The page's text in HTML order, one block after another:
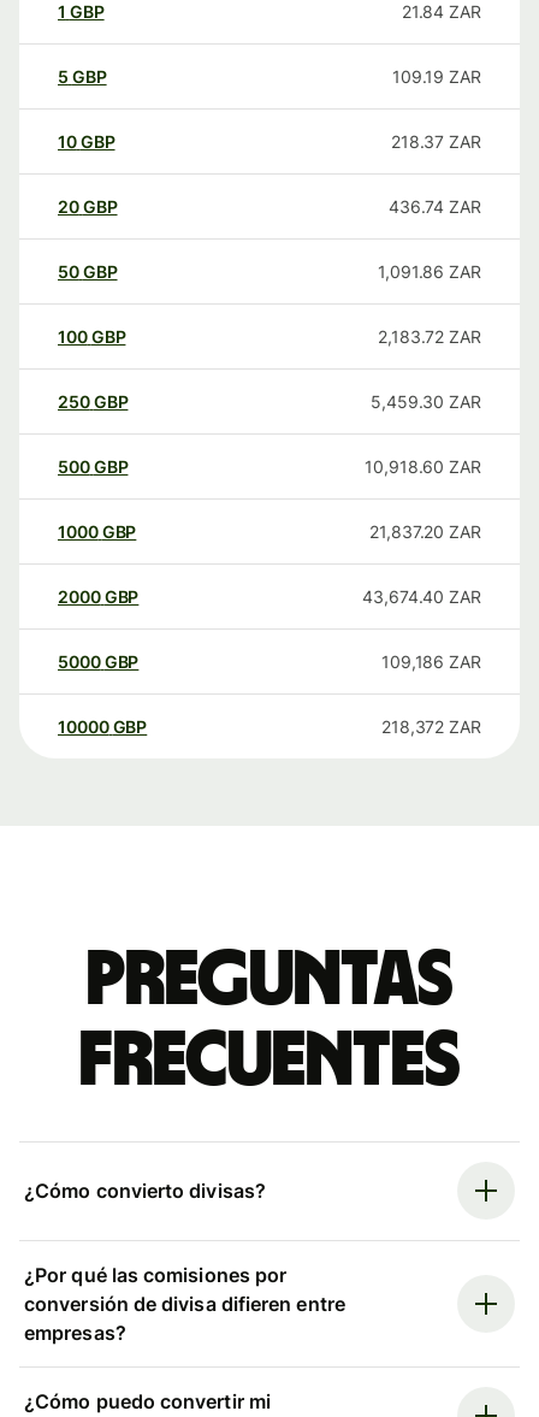
1 GBP 21.84 ZAR
5 GBP 109.19 ZAR
10GBP 218.37 ZAR
20GBP 436.74 ZAR
50GBP 1,091.86 ZAR
100GBP 2,183.72 ZAR
250GBP 5,459.30 ZAR
500GBP 10,918.60 ZAR
1000GBP 21,837.20 ZAR
2000GBP 43,674.40 ZAR
5000GBP 109,186 ZAR
10000 GBP 218,372 ZAR
Preguntas
frecuentes
¿Cómo convierto divisas?
¿Por qué las comisiones por
conversión de divisa difieren entre
empresas?
¿Cómo puedo convertir mi